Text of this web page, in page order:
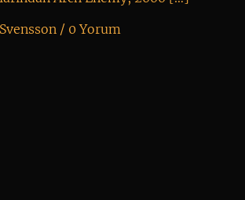
Svensson/ 0 Yorum